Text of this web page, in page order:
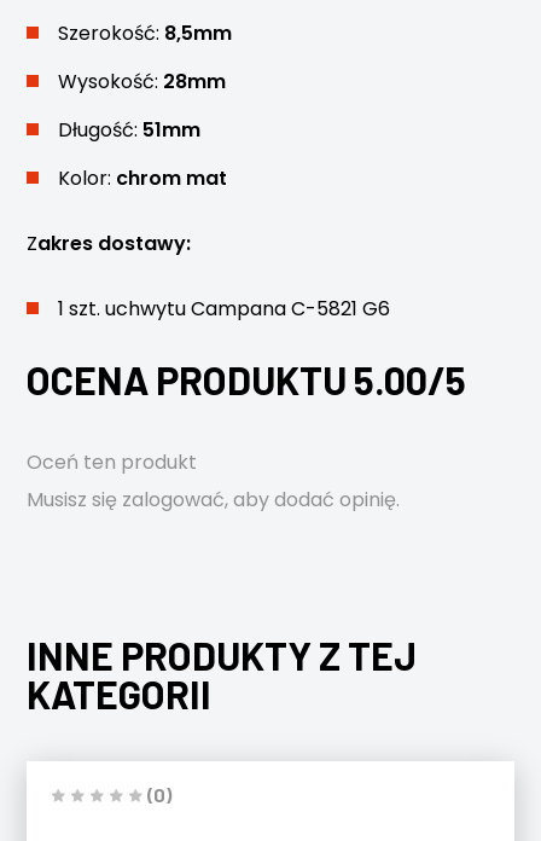
Szerokość: 8,5mm
Wysokość: 28mm
Długość: 51mm
Kolor: chrom mat
Zakres dostawy:
1 szt. uchwytu Campana C-5821 G6
OCENA PRODUKTU 5.00/5
Oceń ten produkt
Musisz się zalogować, aby dodać opinię.
INNE PRODUKTY Z TEJ
KATEGORII
(0)